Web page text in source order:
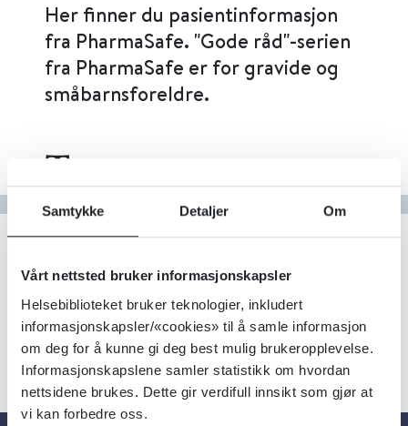
Samtykke Detaljer Om
Vårt nettsted bruker informasjonskapsler
Helsebiblioteket bruker teknologier, inkludert
informasjonskapsler/«cookies» til å samle informasjon
om deg for å kunne gi deg best mulig brukeropplevelse.
Informasjonskapslene samler statistikk om hvordan
nettsidene brukes. Dette gir verdifull innsikt som gjør at
vi kan forbedre oss.
Her finner du pasientinformasjon
fra PharmaSafe. "Gode råd"-serien
fra PharmaSafe er for gravide og
småbarnsforeldre.
Tema
Gå til bokstav
Filter
0Treff Alfabetisk